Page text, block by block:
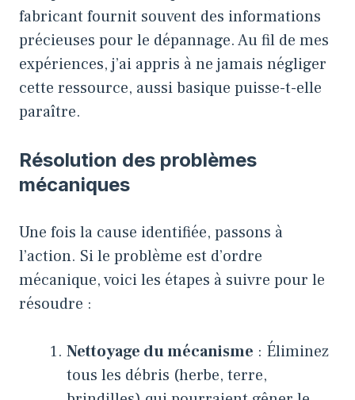
fabricant fournit souvent des informations
précieuses pour le dépannage. Au fil de mes
expériences, j’ai appris à ne jamais négliger
cette ressource, aussi basique puisse-t-elle
paraître.
Résolution des problèmes
mécaniques
Une fois la cause identifiée, passons à
l’action. Si le problème est d’ordre
mécanique, voici les étapes à suivre pour le
résoudre :
Nettoyage du mécanisme : Éliminez
tous les débris (herbe, terre,